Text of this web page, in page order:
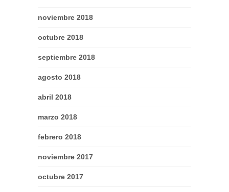
noviembre 2018
octubre 2018
septiembre 2018
agosto 2018
abril 2018
marzo 2018
febrero 2018
noviembre 2017
octubre 2017